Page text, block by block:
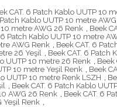
CAT. 6 Patch Kablo UUTP 10
Kablo UUTP 10 metre
metre AWG 26 Renk
Beek
6 Patch Kablo UUTP 10 metre
AWG Renk
Beek CAT. 6
26 Yeşil
Beek CAT. 6 Patch
UUTP 10 metre 26 Renk
Beek
10 metre Yeşil Renk
Beek
UUTP 10 metre Renk LSZH
Beek CAT. 6 Patch Kablo
AWG 26 Renk
Beek CAT. 6
Yeşil Renk